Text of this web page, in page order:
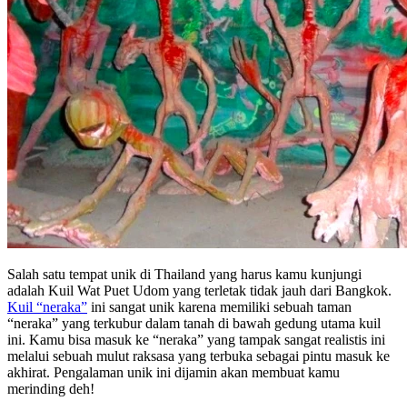
Salah satu tempat unik di Thailand yang harus kamu kunjungi
adalah Kuil Wat Puet Udom yang terletak tidak jauh dari Bangkok.
Kuil “neraka” ini sangat unik karena memiliki sebuah taman
“neraka” yang terkubur dalam tanah di bawah gedung utama kuil
ini. Kamu bisa masuk ke “neraka” yang tampak sangat realistis ini
melalui sebuah mulut raksasa yang terbuka sebagai pintu masuk ke
akhirat. Pengalaman unik ini dijamin akan membuat kamu
merinding deh!